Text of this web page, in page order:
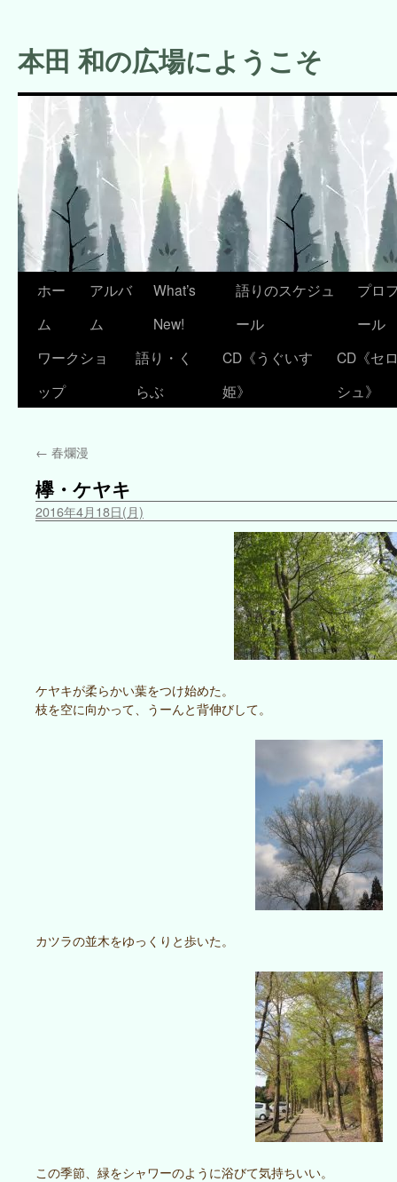
テ
ン
本田 和の広場にようこそ
ホー
ム
アルバ
ム
What’s
New!
語りのスケジュ
ール
プロ
ール
ワークショ
ップ
語り・く
らぶ
CD《うぐいす
姫》
CD《セ
シュ》
← 春爛漫
欅・ケヤキ
2016年4月18日(月)
ケヤキが柔らかい葉をつけ始めた。
枝を空に向かって、うーんと背伸びして。
カツラの並木をゆっくりと歩いた。
この季節、緑をシャワーのように浴びて気持ちいい。